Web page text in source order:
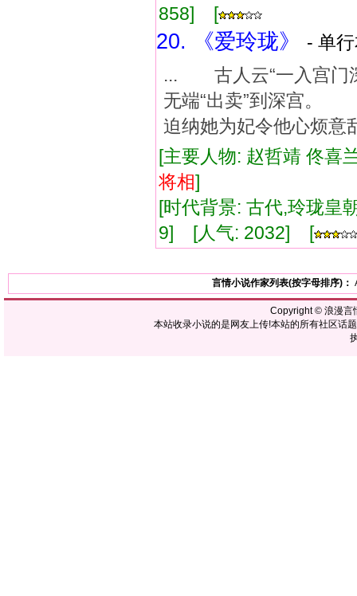
858] [
20. 《爱玲珑》
- 单
... 古人云“一入宫
无端“出卖”到深宫
迫纳她为妃令他心烦
[主要人物: 赵哲靖 佟
将相]
[时代背景: 古代,玲珑
9] [人气: 2032] [
言情小说作家列表(按字母排序)：
Copyright © 浪漫言
本站收录小说的是网友上传!本站的所有社区话